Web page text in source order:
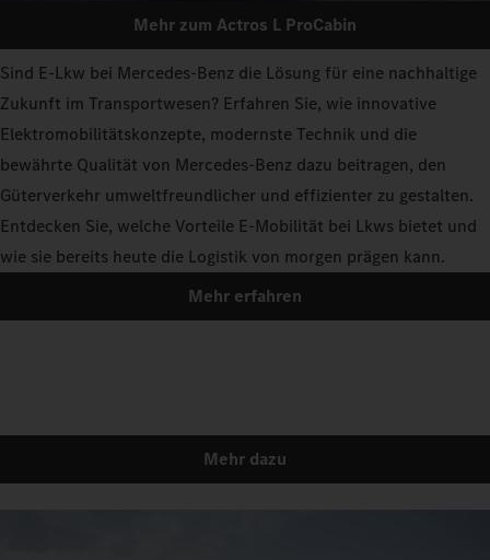
Mehr zum Actros L ProCabin
Sind E-Lkw bei Mercedes-Benz die Lösung für eine nachhaltige
Zukunft im Transportwesen? Erfahren Sie, wie innovative
Elektromobilitätskonzepte, modernste Technik und die
bewährte Qualität von Mercedes-Benz dazu beitragen, den
Güterverkehr umweltfreundlicher und effizienter zu gestalten.
Entdecken Sie, welche Vorteile E-Mobilität bei Lkws bietet und
wie sie bereits heute die Logistik von morgen prägen kann.
Mehr erfahren
Mehr dazu